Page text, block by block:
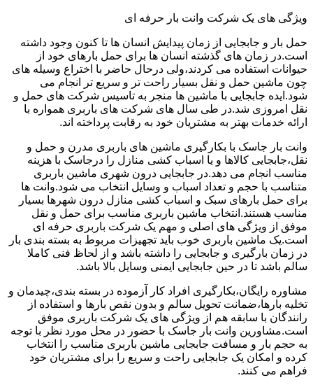
ویژگی های یک شرکت وانت بار حرفه ای
حمل بار و جابجایی از زمان پیدایش انسان ها تا کنون وجود داشته
است.در زمان های گذشته انسان ها برای حمل بارهای خود از
حیوانات استفاده می کردند،ولی درحال حاضر با اختراع وسیله های
چون ماشین حمل و نقل بسیار راحت تر و سریع تر انجام می
شود.ایده جابجایی با ماشین ها منجر به تاسیس شرکت های حمل و
نقل امروزی شد.در طی سال های شرکت های باربری همواره با
ارائه خدمات بهتر به مشتریان خود به رقابت پرداخته اند.
وانت بار جاسک با بکارگیری ماشین های باربری مدرن و حمل و
نقل،جابجایی کالاها و یا اسباب کشی منازل را درجاسک با هزینه
مناسب انجام می دهد.در جابجایی درون شهری ماشین باربری
متناسب با حجم و تعداد اسباب و وسایل انتخاب می شود.وانت ها
برای حمل بارهای سبک و اسباب کشی منازل درون شهرها بسیار
مناسب هستند.انتخاب ماشین باربری مناسب برای حمل و نقل
موفق از ویژگی های اصلی و مهم یک شرکت باربری حرفه ای
است.یک ماشین باربری خوب باید تجهیزات مربوط به بسته بندی بار
در زمان بارگیری و جابجایی را داشته باشد و از لحاظ فنی کاملا
سالم باشد تا در حین جابجایی ایمنی وسایل بالا باشد.
مشاوره رایگان،بکارگیری افراد کار آزموده در بسته بندی،چیدمان و
تخلیه بارها،ضمانت تحویل سالم و بدون نقص بارها و استفاده از
رانندگان با سابقه هم از ویژگی های یک شرکت باربری موفق
است.مشاورین وانت بار جاسک با حضور در محل مورد نظر با توجه
به حجم بار و مسافت جابجایی ماشین باربری مناسب را انتخاب
کرده و امکان یک جابجایی راحت و سریع را برای مشتریان خود
فراهم می کنند.